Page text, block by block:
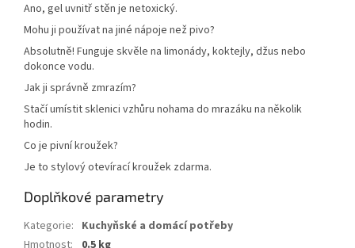
Ano, gel uvnitř stěn je netoxický.
Mohu ji používat na jiné nápoje než pivo?
Absolutně! Funguje skvěle na limonády, koktejly, džus nebo
dokonce vodu.
Jak ji správně zmrazím?
Stačí umístit sklenici vzhůru nohama do mrazáku na několik
hodin.
Co je pivní kroužek?
Je to stylový otevírací kroužek zdarma.
Doplňkové parametry
Kategorie: Kuchyňské a domácí potřeby